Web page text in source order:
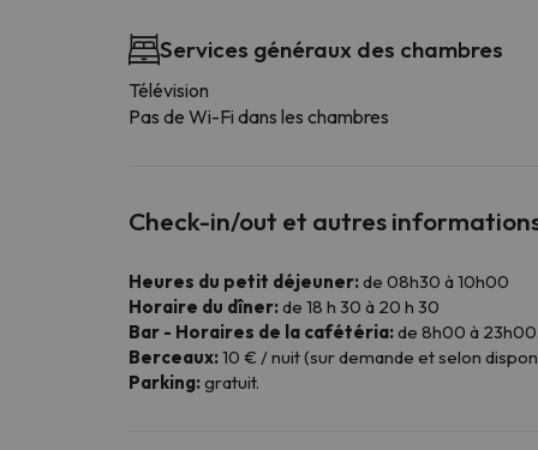
Services généraux des chambres
Télévision
Pas de Wi-Fi dans les chambres
Check-in/out et autres
Heures du petit déjeuner:de 08h30 à 10h00
Horaire du dîner:de 18 h 30 à 20 h 30
Bar - Horaires de la cafétéria:de 8h00 à 23h00.
Berceaux:10 € / nuit (sur demande et selon
Parking:gratuit.